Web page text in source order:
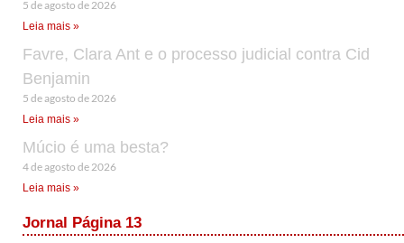
5 de agosto de 2026
Leia mais »
Favre, Clara Ant e o processo judicial contra Cid
Benjamin
5 de agosto de 2026
Leia mais »
Múcio é uma besta?
4 de agosto de 2026
Leia mais »
Jornal Página 13